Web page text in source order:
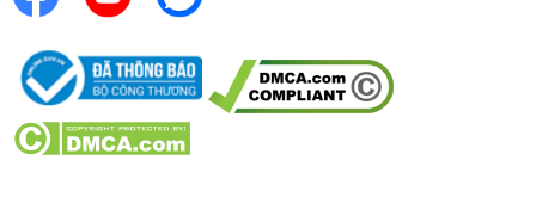
II. Tính năng nổi bật của
MW3‑EG26PE(BM)VN
Giúp hâm nóng thức ăn nhanh chóng, tiết kiệm thời gian